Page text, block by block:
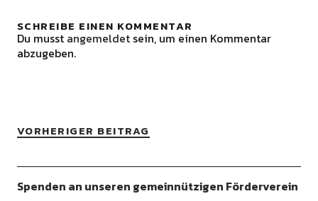
SCHREIBE EINEN KOMMENTAR
Du musst angemeldetsein, um einen Kommentar
abzugeben.
VORHERIGER BEITRAG
Spenden an unseren gemeinnützigen Förderverein